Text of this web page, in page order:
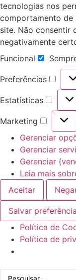
tecnologias nos
comportamento de
site. Não consentir
negativamente
Funcional
Preferências
Estatísticas
Marketing
Gerenciar
Gerenciar
Gerenciar
Leia mais
Aceitar
Salvar
Política de
Política de
para
Pesquisar